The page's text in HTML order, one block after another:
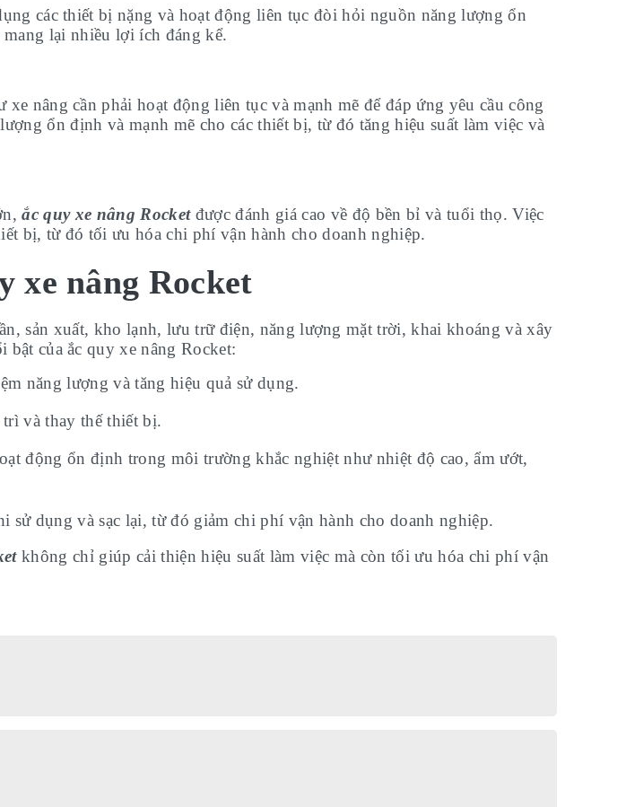
các thiết bị nặng và hoạt động liên tục đòi hỏi nguồn năng lượng ổn
lại nhiều lợi ích đáng kể.
nâng cần phải hoạt động liên tục và mạnh mẽ để đáp ứng yêu cầu công
ổn định và mạnh mẽ cho các thiết bị, từ đó tăng hiệu suất làm việc và
ắc quy xe nâng Rocket được đánh giá cao về độ bền bỉ và tuổi thọ. Việc
bị, từ đó tối ưu hóa chi phí vận hành cho doanh nghiệp.
xe nâng Rocket
sản xuất, kho lạnh, lưu trữ điện, năng lượng mặt trời, khai khoáng và xây
của ắc quy xe nâng Rocket:
năng lượng và tăng hiệu quả sử dụng.
và thay thế thiết bị.
động ổn định trong môi trường khắc nghiệt như nhiệt độ cao, ẩm ướt,
sử dụng và sạc lại, từ đó giảm chi phí vận hành cho doanh nghiệp.
không chỉ giúp cải thiện hiệu suất làm việc mà còn tối ưu hóa chi phí vận